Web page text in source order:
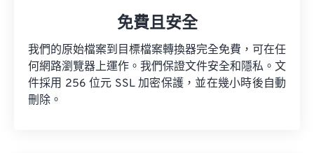
免費且安全
我們的原始檔案到目標檔案轉換器完全免費，可在任
何網路瀏覽器上運作。我們保證文件安全和隱私。文
件採用 256 位元 SSL 加密保護，並在幾小時後自動
刪除。